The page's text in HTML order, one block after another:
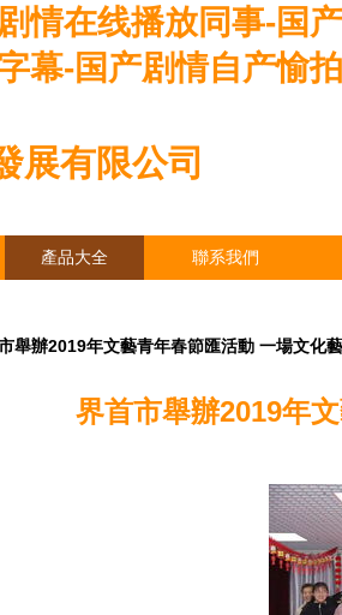
情在线播放同事-国
幕-国产剧情自产愉
展有限公司
產品大全 聯系我們
舉辦2019年文藝青年春節匯活動 一場文化
界首市舉辦2019年